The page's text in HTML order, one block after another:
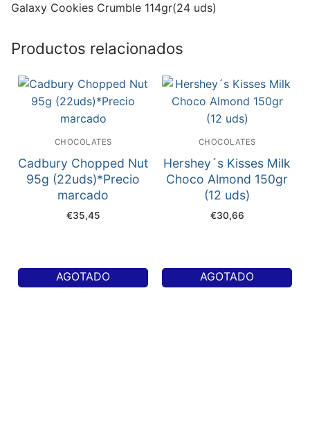
Galaxy Cookies Crumble 114gr(24 uds)
Productos relacionados
CHOCOLATES
Cadbury Chopped Nut
95g (22uds)*Precio
marcado
€35,45
AGOTADO
CHOCOLATES
Hershey´s Kisses Milk
Choco Almond 150gr
(12 uds)
€30,66
AGOTADO